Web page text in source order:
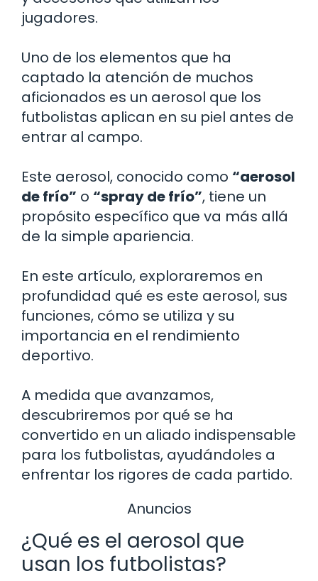
jugadores.
Uno de los elementos que ha
captado la atención de muchos
aficionados es un aerosol que los
futbolistas aplican en su piel antes de
entrar al campo.
Este aerosol, conocido como “aerosol
de frío” o “spray de frío”, tiene un
propósito específico que va más allá
de la simple apariencia.
En este artículo, exploraremos en
profundidad qué es este aerosol, sus
funciones, cómo se utiliza y su
importancia en el rendimiento
deportivo.
A medida que avanzamos,
descubriremos por qué se ha
convertido en un aliado indispensable
para los futbolistas, ayudándoles a
enfrentar los rigores de cada partido.
Anuncios
¿Qué es el aerosol que
usan los futbolistas?